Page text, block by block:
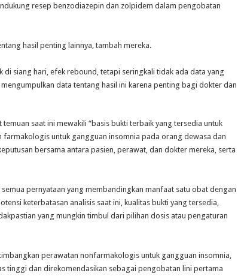
resep benzodiazepin dan zolpidem dalam pengobatan
hasil penting lainnya, tambah mereka.
di siang hari, efek rebound, tetapi seringkali tidak ada data yang
data tentang hasil ini karena penting bagi dokter dan
saat ini mewakili “basis bukti terbaik yang tersedia untuk
untuk gangguan insomnia pada orang dewasa dan
bersama antara pasien, perawat, dan dokter mereka, serta
pernyataan yang membandingkan manfaat satu obat dengan
keterbatasan analisis saat ini, kualitas bukti yang tersedia,
yang mungkin timbul dari pilihan dosis atau pengaturan
perawatan nonfarmakologis untuk gangguan insomnia,
tinggi dan direkomendasikan sebagai pengobatan lini pertama